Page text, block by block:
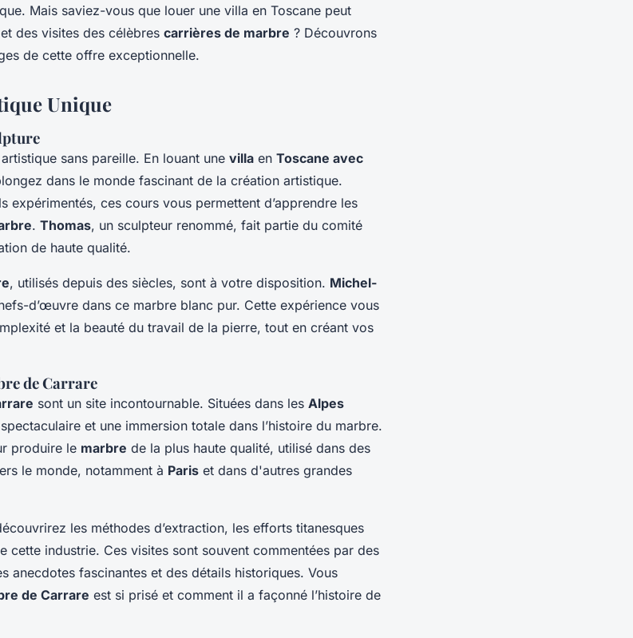
Mais saviez-vous que louer une villa en Toscane peut
et des visites des célèbres carrières de marbre ? Découvrons
de cette offre exceptionnelle.
Unique
sans pareille. En louant une villa en Toscane avec
dans le monde fascinant de la création artistique.
expérimentés, ces cours vous permettent d’apprendre les
. Thomas, un sculpteur renommé, fait partie du comité
de haute qualité.
, utilisés depuis des siècles, sont à votre disposition. Michel-
d’œuvre dans ce marbre blanc pur. Cette expérience vous
et la beauté du travail de la pierre, tout en créant vos
de Carrare
sont un site incontournable. Situées dans les Alpes
et une immersion totale dans l’histoire du marbre.
produire le marbre de la plus haute qualité, utilisé dans des
le monde, notamment à Paris et dans d'autres grandes
les méthodes d’extraction, les efforts titanesques
cette industrie. Ces visites sont souvent commentées par des
anecdotes fascinantes et des détails historiques. Vous
de Carrare est si prisé et comment il a façonné l’histoire de